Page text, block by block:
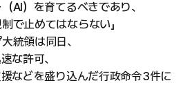
AI）を育てるべきであり、
で止めてはならない」
統領は同日、
な許可、
などを盛り込んだ行政命令3件に